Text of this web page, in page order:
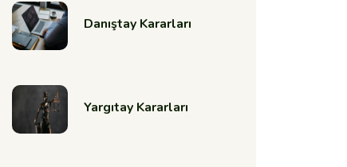
Danıştay Kararları
Yargıtay Kararları